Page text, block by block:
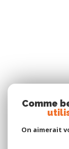
Comme
On aimerait